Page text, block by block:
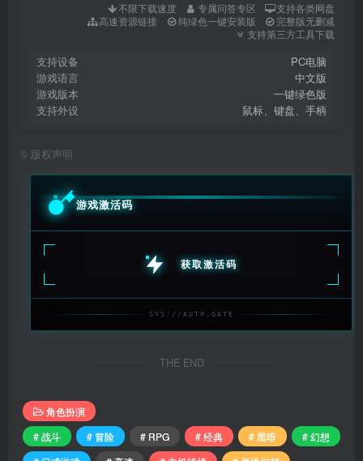
不限下载速度 专属问答专区
支持各类网盘
高速资源链接
纯绿色一键安装版
完整版无删减
支持第三方工具下载
支持设备
PC电脑
游戏语言
中文版
游戏版本
一键绿色版
支持外设
鼠标、键盘、手柄
© 版权声明
游戏激活码
获取激活码
SYS://AUTH.GATE
THE END
角色扮演
# 战斗
# 冒险 # RPG # 经典 # 黑暗
# 幻想